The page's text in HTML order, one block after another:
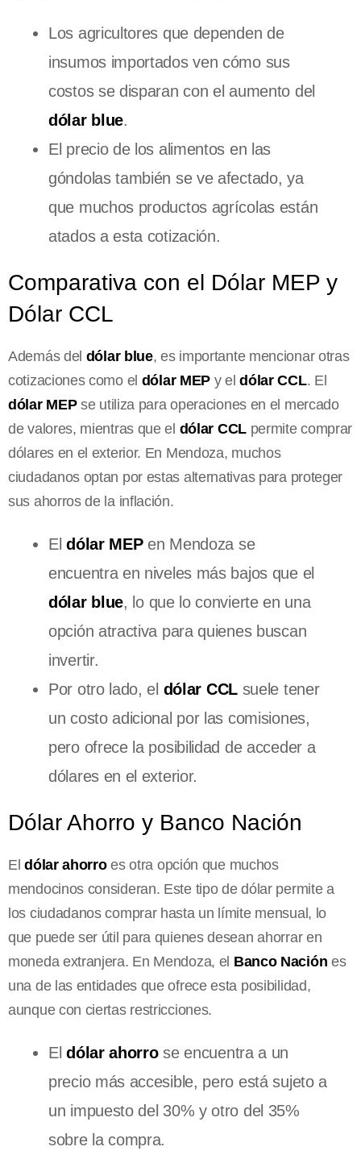
Los agricultores que dependen de
insumos importados ven cómo sus
costos se disparan con el aumento del
dólar blue.
El precio de los alimentos en las
góndolas también se ve afectado, ya
que muchos productos agrícolas están
atados a esta cotización.
Comparativa con el Dólar MEP y
Dólar CCL
Además del dólar blue, es importante mencionar otras
cotizaciones como el dólar MEP y eldólar CCL. El
dólar MEPse utiliza para operaciones en el mercado
de valores, mientras que el dólar CCLpermite comprar
dólares en el exterior. En Mendoza, muchos
ciudadanos optan por estas alternativas para proteger
sus ahorros de la inflación.
Eldólar MEPen Mendoza se
encuentra en niveles más bajos que el
dólar blue, lo que lo convierte en una
opción atractiva para quienes buscan
invertir.
Por otro lado, el dólar CCLsuele tener
un costo adicional por las comisiones,
pero ofrece la posibilidad de acceder a
dólares en el exterior.
Dólar Ahorro y Banco Nación
Eldólar ahorroes otra opción que muchos
mendocinos consideran. Este tipo de dólar permite a
los ciudadanos comprar hasta un límite mensual, lo
que puede ser útil para quienes desean ahorrar en
moneda extranjera. En Mendoza, el Banco Nación es
una de las entidades que ofrece esta posibilidad,
aunque con ciertas restricciones.
Eldólar ahorrose encuentra a un
precio más accesible, pero está sujeto a
un impuesto del 30% y otro del 35%
sobre la compra.